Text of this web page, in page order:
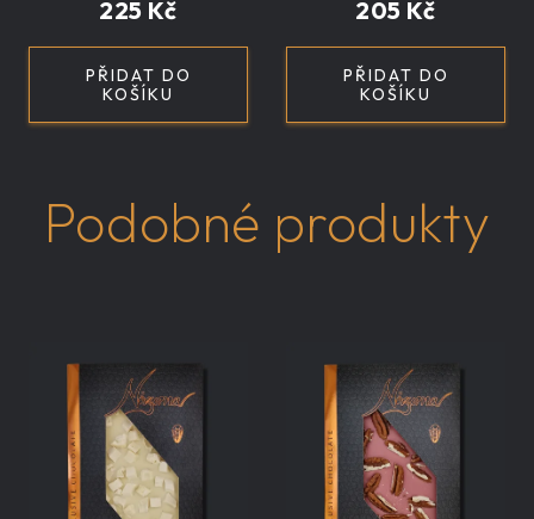
225 Kč
PŘIDAT DO
KOŠÍKU
205 Kč
PŘIDAT DO
KOŠÍKU
Podobné produkty